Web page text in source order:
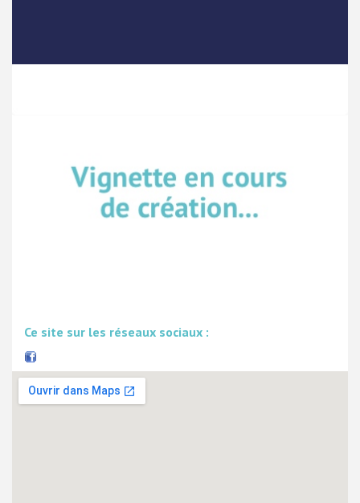
Ce site sur les réseaux sociaux :